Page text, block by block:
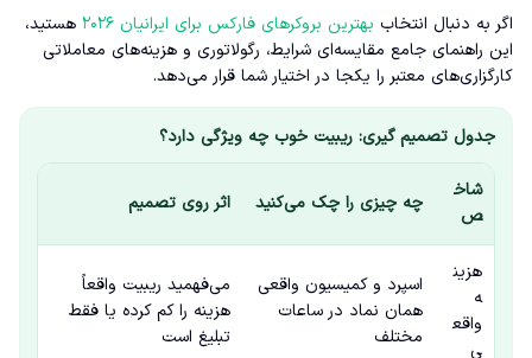
اگر به دنبال انتخاب بهترین بروکرهای فارکس برای ایرانیان ۲۰۲۶
هستید،
این راهنمای جامع مقایسه‌ای شرایط، رگولاتوری و هزینه‌های معاملاتی
کارگزاری‌های معتبر را یکجا در اختیار شما قرار می‌دهد.
جدول تصمیم گیری: ریبیت خوب چه ویژگی دارد؟
شاخ
ص
چه چیزی را چک می‌کنید اثر روی تصمیم
هزین
ه
واقع
ی
اسپرد و کمیسیون واقعی
همان نماد در ساعات
مختلف
می‌فهمید ریبیت واقعاً
هزینه را کم کرده یا فقط
تبلیغ است